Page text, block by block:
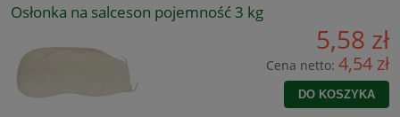
Osłonka na salceson pojemność 3 kg
5,58 zł
Cena netto: 4,54 zł
DO KOSZYKA